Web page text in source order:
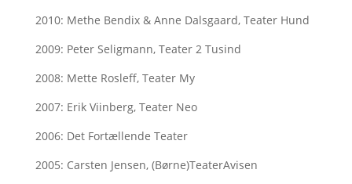
2010: Methe Bendix & Anne Dalsgaard, Teater Hund
2009: Peter Seligmann, Teater 2 Tusind
2008: Mette Rosleff, Teater My
2007: Erik Viinberg, Teater Neo
2006: Det Fortællende Teater
2005: Carsten Jensen, (Børne)TeaterAvisen